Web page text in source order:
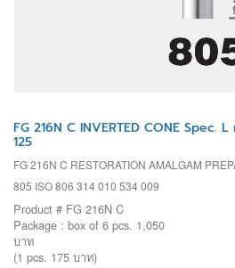
FG 216N C INVERTED CONE Spec.
125
FG 216N C RESTORATION AMALGAM
805 ISO 806 314 010 534 009
Product # FG 216N C
Package : box of 6 pcs. 1,050
บาท
(1 pcs. 175 บาท)